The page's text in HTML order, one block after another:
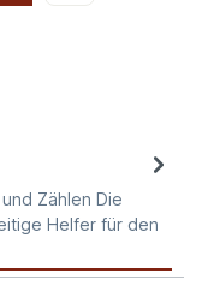
Zählen Die
Helfer für den